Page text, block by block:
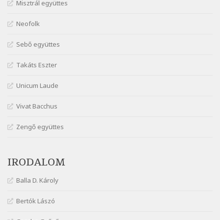
Szélkiáltó
Márai Sándor: Dalocska
Márai Sándor: Együgyű vers gyorsvonatban
Márai Sándor: Ez a kávéház
Szélkiáltó
Szélkiáltó
Márai Sándor: Hol vagyok?
Szélkiáltó
Márai Sándor: Ujjgyakorlat 8
Márai Sándor: Zsoltár
Misztrál együttes
Neofolk
Sebő együttes
Takáts Eszter
Unicum Laude
Vivat Bacchus
Zengő együttes
IRODALOM
Balla D. Károly
Bertók Lászó